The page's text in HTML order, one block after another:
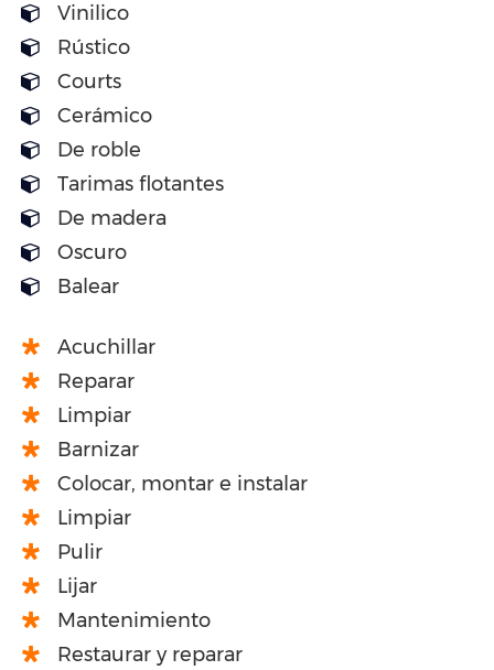
Vinilico
Rústico
Courts
Cerámico
De roble
Tarimas flotantes
De madera
Oscuro
Balear
Acuchillar
Reparar
Limpiar
Barnizar
Colocar, montar e instalar
Limpiar
Pulir
Lijar
Mantenimiento
Restaurar y reparar